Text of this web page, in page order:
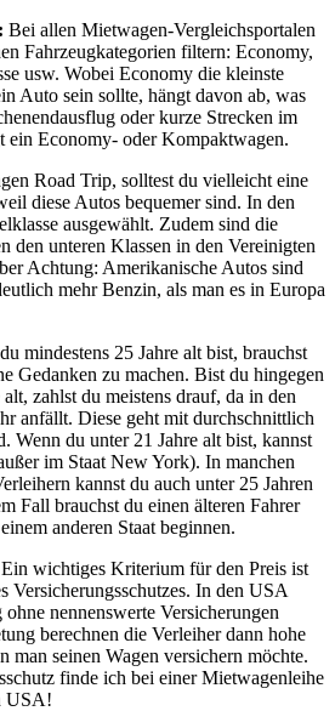
Bei allen Mietwagen-Vergleichsportalen
Fahrzeugkategorien filtern: Economy,
usw. Wobei Economy die kleinste
Auto sein sollte, hängt davon ab, was
oder kurze Strecken im
ein Economy- oder Kompaktwagen.
Road Trip, solltest du vielleicht eine
diese Autos bequemer sind. In den
ausgewählt. Zudem sind die
den unteren Klassen in den Vereinigten
Achtung: Amerikanische Autos sind
mehr Benzin, als man es in Europa
mindestens 25 Jahre alt bist, brauchst
Gedanken zu machen. Bist du hingegen
zahlst du meistens drauf, da in den
anfällt. Diese geht mit durchschnittlich
Wenn du unter 21 Jahre alt bist, kannst
im Staat New York). In manchen
kannst du auch unter 25 Jahren
Fall brauchst du einen älteren Fahrer
anderen Staat beginnen.
Ein wichtiges Kriterium für den Preis ist
Versicherungsschutzes. In den USA
nennenswerte Versicherungen
berechnen die Verleiher dann hohe
man seinen Wagen versichern möchte.
finde ich bei einer Mietwagenleihe
USA!